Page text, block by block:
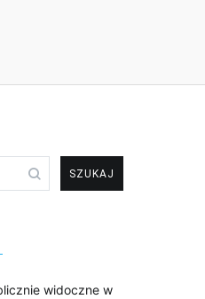
widoczne w